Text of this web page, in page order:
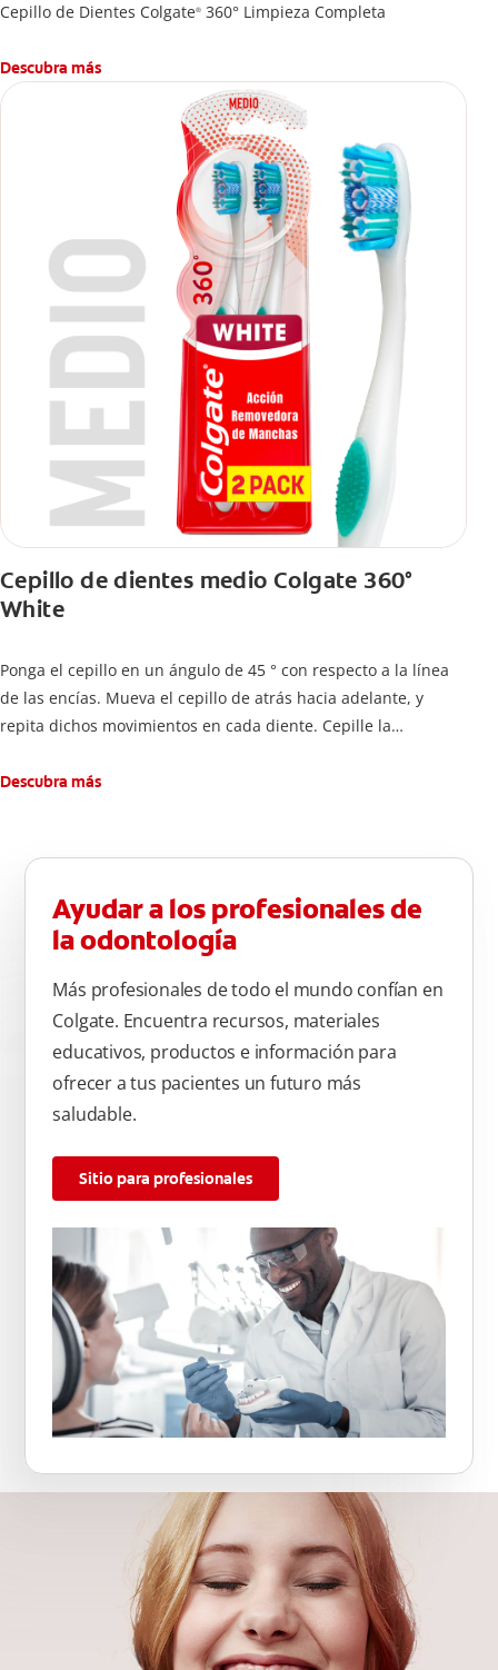
Cepillo de Dientes Colgate® 360° Limpieza Completa
Descubra más
Cepillo de dientes medio Colgate 360°
White
Ponga el cepillo en un ángulo de 45 ° con respecto a la línea
de las encías. Mueva el cepillo de atrás hacia adelante, y
repita dichos movimientos en cada diente. Cepille la
atrás hacia adelante. Cepille la superficie masticatoria (parte
atrás, arriba y abajo, en la parte superior e inferior. No se
olvide de cepillar la lengua para quitar el mal olor causado
por las bacterias.
Descubra más
Ayudar a los profesionales de
la odontología
Más profesionales de todo el mundo confían en
Colgate. Encuentra recursos, materiales
educativos, productos e información para
ofrecer a tus pacientes un futuro más
saludable.
Sitio para profesionales